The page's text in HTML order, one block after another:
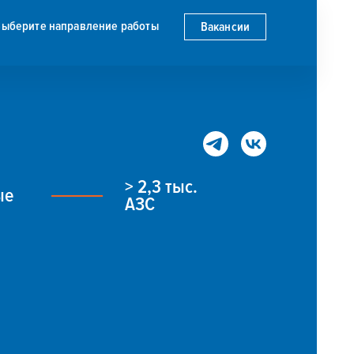
направление работы Вакансии
> 2,3 тыс.
АЗС